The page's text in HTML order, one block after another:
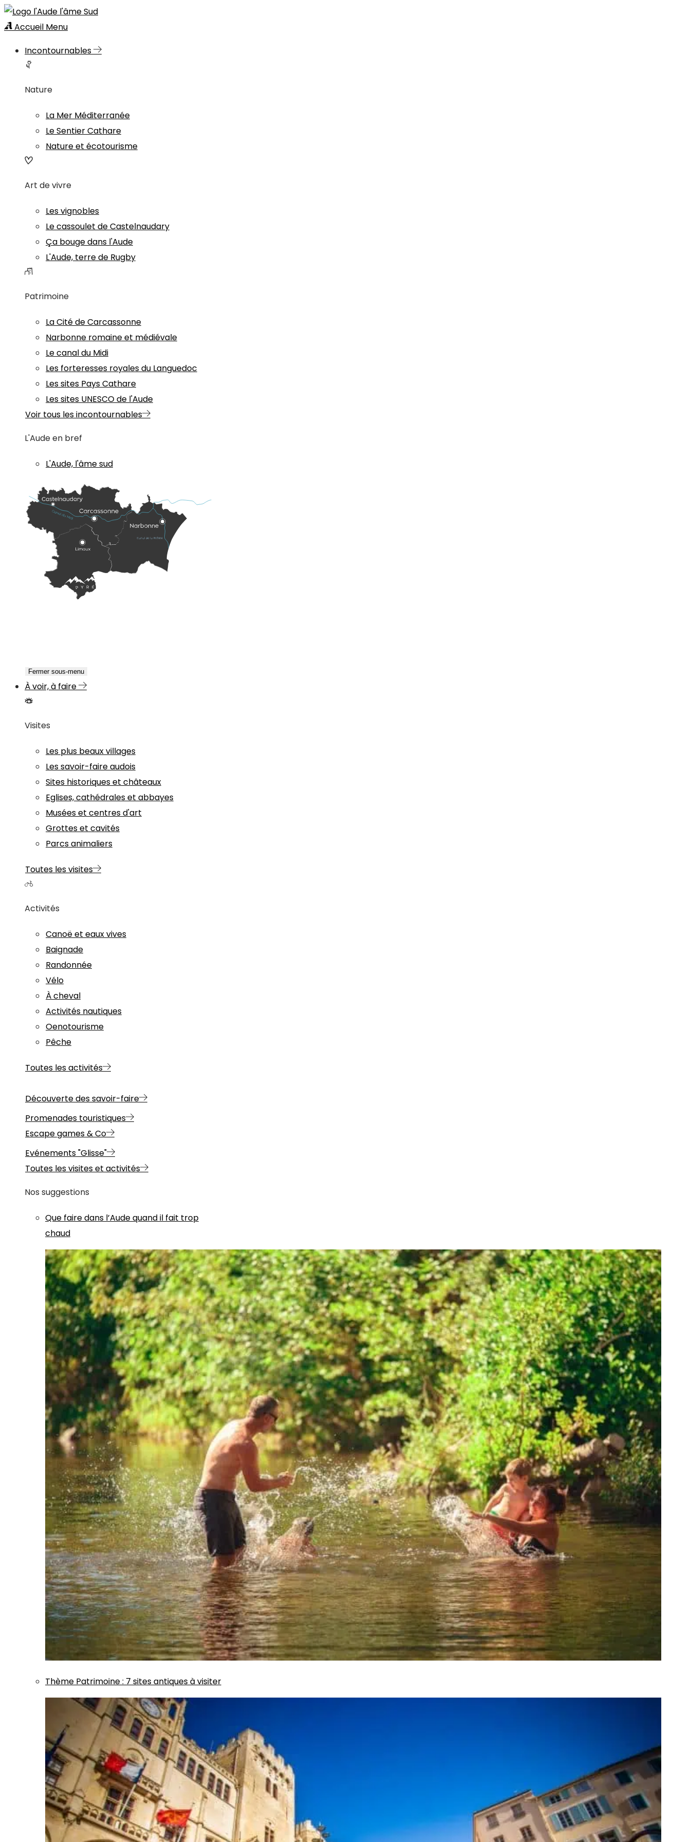
Accueil Menu
Incontournables
Nature
La Mer Méditerranée
Le Sentier Cathare
Nature et écotourisme
Art de vivre
Les vignobles
Le cassoulet de Castelnaudary
Ça bouge dans l'Aude
L'Aude, terre de Rugby
Patrimoine
La Cité de Carcassonne
Narbonne romaine et médiévale
Le canal du Midi
Les forteresses royales du Languedoc
Les sites Pays Cathare
Les sites UNESCO de l'Aude
Voir tous les incontournables
L'Aude en bref
L'Aude, l'âme sud
Fermer sous-menu
À voir, à faire
Visites
Les plus beaux villages
Les savoir-faire audois
Sites historiques et châteaux
Eglises, cathédrales et abbayes
Musées et centres d'art
Grottes et cavités
Parcs animaliers
Toutes les visites
Activités
Canoë et eaux vives
Baignade
Randonnée
Vélo
À cheval
Activités nautiques
Oenotourisme
Pêche
Toutes les activités
Découverte des savoir-faire
Promenades touristiques
Escape games & Co
Evénements "Glisse"
Toutes les visites et activités
Nos suggestions
Que faire dans l’Aude quand il fait trop
chaud
Thème Patrimoine: 7 sites antiques à visiter